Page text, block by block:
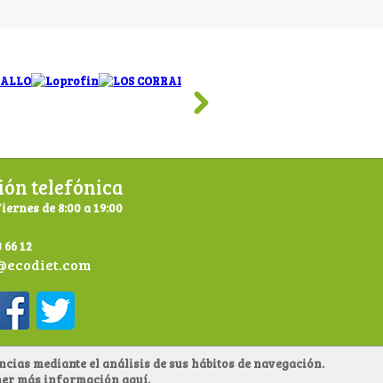
telefónica
de 8:00 a 19:00
66 12
mediante el análisis de sus hábitos de navegación.
más información aquí.